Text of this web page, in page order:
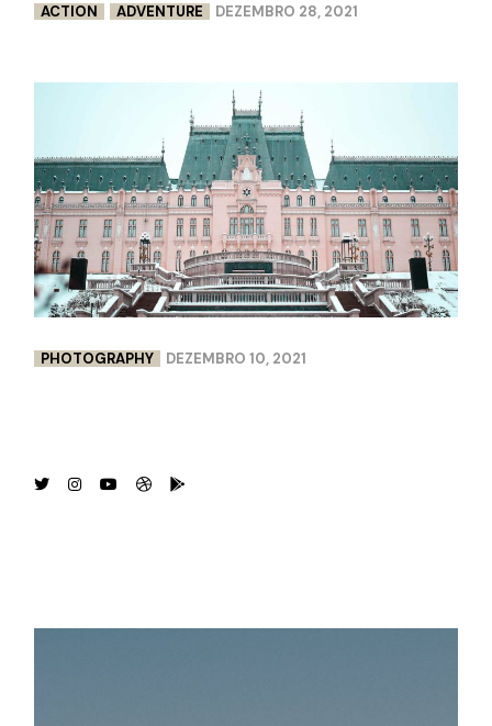
ACTION ADVENTURE DEZEMBRO 28, 2021
PHOTOGRAPHY DEZEMBRO 10, 2021